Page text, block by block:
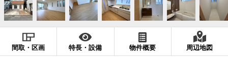
間取・区画 特長・設備 物件概要 周辺地図
現地販売会情報
千葉本店 松戸支店 成田支店 木更津支店
東京支店
神奈川支店
沖縄支店